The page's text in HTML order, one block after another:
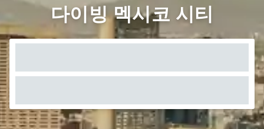
다이빙 멕시코 시티